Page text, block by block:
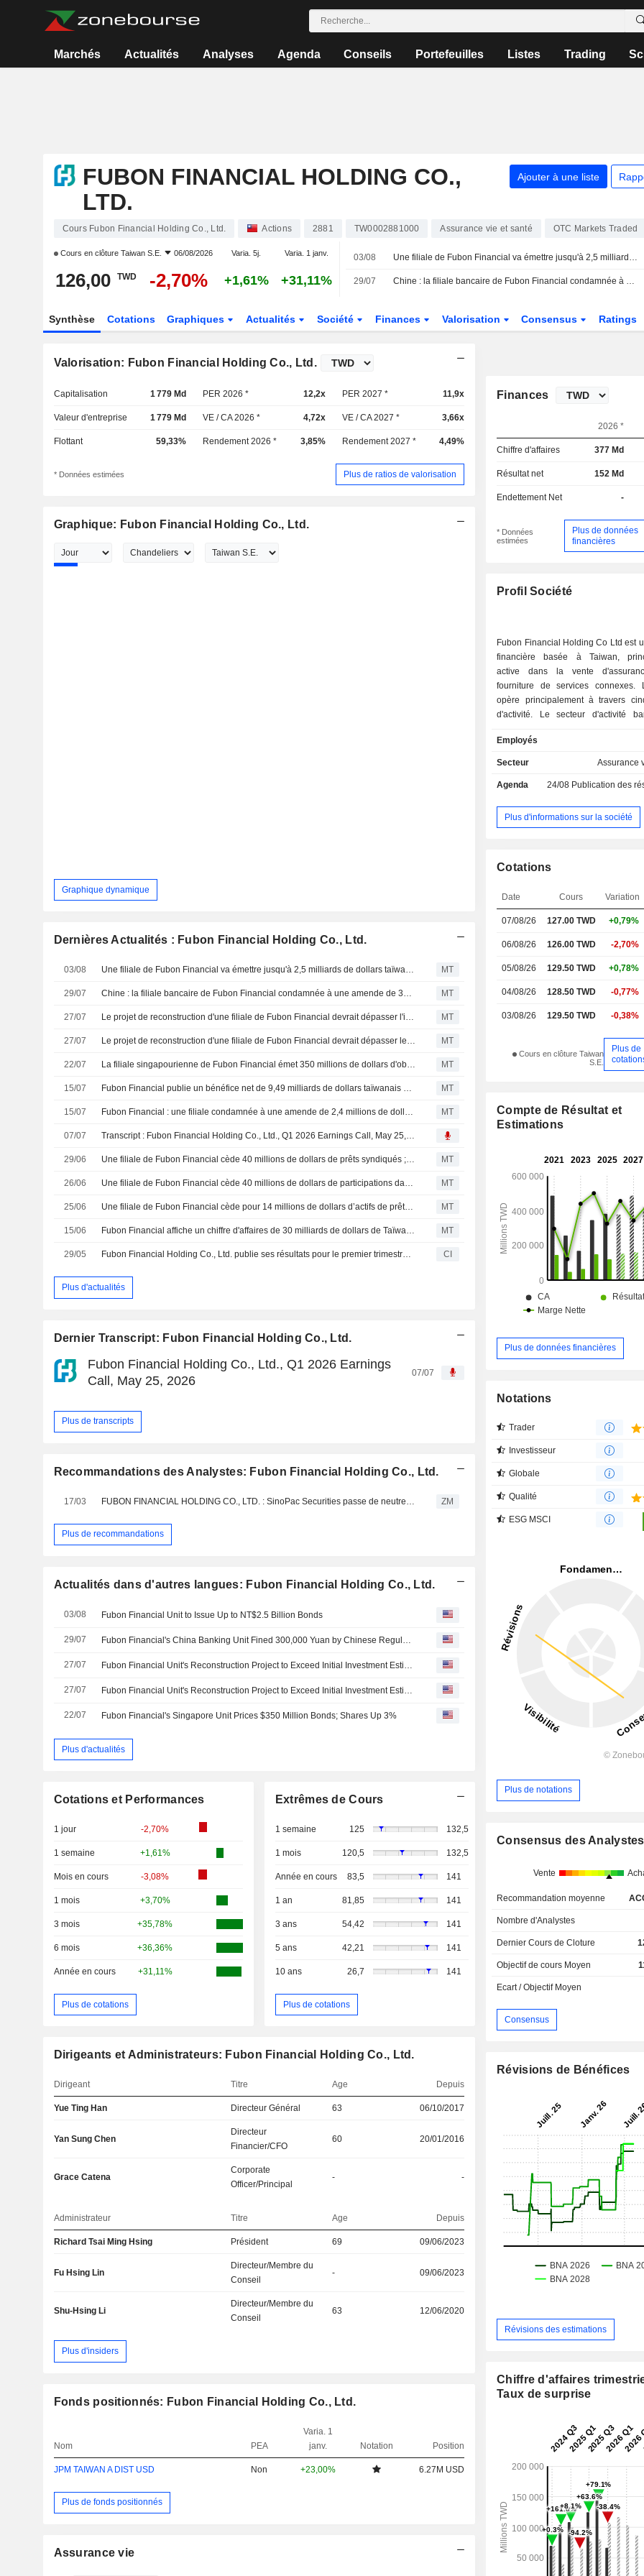
Marchés Actualités Analyses Agenda Conseils Portefeuilles Listes Trading
FUBON FINANCIAL HOLDING CO.,
LTD.
Ajouter à une liste
Cours Fubon Financial Holding Co., Ltd. Actions 2881 TW0002881000 Assurance vie et santé OTC Markets Traded
Cours en clôture Taiwan S.E. 06/08/2026 Varia. 5j. Varia. 1 janv.
126,00 TWD -2,70% +1,61% +31,11%
03/08 Une filiale de Fubon Financial va émettre jusqu'à 2,5 milliards de dollars taïwanais d'obligations
29/07 Chine : la filiale bancaire de Fubon Financial condamnée à une amende de 300 000 yuans par le régulateur
Synthèse Cotations Graphiques Actualités Société Finances Valorisation Consensus Ratings
Valorisation: Fubon Financial Holding Co., Ltd.
Capitalisation 1 779 Md PER 2026 * 12,2x PER 2027 * 11,9x
Valeur d'entreprise 1 779 Md VE / CA 2026 * 4,72x VE / CA 2027 * 3,66x
Flottant 59,33% Rendement 2026 * 3,85% Rendement 2027 * 4,49%
* Données estimées Plus de ratios de valorisation
Graphique: Fubon Financial Holding Co., Ltd.
Graphique dynamique
Dernières Actualités : Fubon Financial Holding Co., Ltd.
03/08 Une filiale de Fubon Financial va émettre jusqu'à 2,5 milliards de dollars taïwanais d'obligations MT
29/07 Chine : la filiale bancaire de Fubon Financial condamnée à une amende de 300 000 yuans par le régulateur MT
27/07 Le projet de reconstruction d'une filiale de Fubon Financial devrait dépasser l'investissement initial prévu MT
27/07 Le projet de reconstruction d'une filiale de Fubon Financial devrait dépasser les estimations d'investissement initiales MT
22/07 La filiale singapourienne de Fubon Financial émet 350 millions de dollars d'obligations ; le titre grimpe de 3 % MT
15/07 Fubon Financial publie un bénéfice net de 9,49 milliards de dollars taïwanais en juin MT
15/07 Fubon Financial : une filiale condamnée à une amende de 2,4 millions de dollars taïwanais MT
07/07 Transcript : Fubon Financial Holding Co., Ltd., Q1 2026 Earnings Call, May 25, 2026
29/06 Une filiale de Fubon Financial cède 40 millions de dollars de prêts syndiqués ; le titre recule de 3 % MT
26/06 Une filiale de Fubon Financial cède 40 millions de dollars de participations dans des prêts syndiqués MT
25/06 Une filiale de Fubon Financial cède pour 14 millions de dollars d’actifs de prêts syndiqués MT
15/06 Fubon Financial affiche un chiffre d'affaires de 30 milliards de dollars de Taïwan en mai ; l'action grimpe de 4 % MT
29/05 Fubon Financial Holding Co., Ltd. publie ses résultats pour le premier trimestre clos le 31 mars 2026 CI
Plus d'actualités
Dernier Transcript: Fubon Financial Holding Co., Ltd.
Fubon Financial Holding Co., Ltd., Q1 2026 Earnings
Call, May 25, 2026
07/07
Plus de transcripts
Recommandations des Analystes: Fubon Financial Holding Co., Ltd.
17/03 ZM
Plus de recommandations
Actualités dans d'autres langues: Fubon Financial Holding Co., Ltd.
03/08 Fubon Financial Unit to Issue Up to NT$2.5 Billion Bonds
29/07 Fubon Financial's China Banking Unit Fined 300,000 Yuan by Chinese Regulator
27/07 Fubon Financial Unit's Reconstruction Project to Exceed Initial Investment Estimate
27/07 Fubon Financial Unit's Reconstruction Project to Exceed Initial Investment Estimate
22/07 Fubon Financial's Singapore Unit Prices $350 Million Bonds; Shares Up 3%
Plus d'actualités
Cotations et Performances
1 jour -2,70%
1 semaine +1,61%
Mois en cours -3,08%
1 mois +3,70%
3 mois +35,78%
6 mois +36,36%
Année en cours +31,11%
Plus de cotations
Extrêmes de Cours
1 semaine 125 132,5
1 mois 120,5 132,5
Année en cours 83,5 141
1 an 81,85 141
3 ans 54,42 141
5 ans 42,21 141
10 ans 26,7 141
Plus de cotations
Dirigeants et Administrateurs: Fubon Financial Holding Co., Ltd.
Dirigeant Titre Age Depuis
Yue Ting Han Directeur Général 63 06/10/2017
Yan Sung Chen
Directeur
Financier/CFO
60 20/01/2016
Grace Catena
Corporate
Officer/Principal
- -
Administrateur Titre Age Depuis
Richard Tsai Ming Hsing Président 69 09/06/2023
Fu Hsing Lin
Directeur/Membre du
Conseil
- 09/06/2023
Shu-Hsing Li
Directeur/Membre du
Conseil
63 12/06/2020
Plus d'insiders
Fonds positionnés: Fubon Financial Holding Co., Ltd.
Nom PEA
Varia. 1
janv.
Notation Position
JPM TAIWAN A DIST USD Non +23,00% 6.27M USD
Plus de fonds positionnés
Assurance vie
Finances
2026 *
Chiffre d'affaires 377 Md
Résultat net 152 Md
Endettement Net -
* Données
estimées
Plus de données
financières
Profil Société
Fubon Financial Holding Co Ltd est
financière basée à Taiwan,
active dans la vente
fourniture de services connexes.
opère principalement à travers
d'activité. Le secteur d'activité
bancaires et connexes. Le
l'assurance de biens et de
diverses assurances. Le secteur de
d'assurances-vie. Le secteur
valeurs mobilières est engagé dans
financière, de capital-risque, de
Employés
Secteur Assurance
Agenda 24/08 Publication des résultats
Plus d'informations sur la société
Cotations
Date Cours Variation
07/08/26 127.00 TWD +0,79%
06/08/26 126.00 TWD -2,70%
05/08/26 129.50 TWD +0,78%
04/08/26 128.50 TWD -0,77%
03/08/26 129.50 TWD -0,38%
Cours en clôture Taiwan
S.E.
Plus de
Compte de Résultat et
Estimations
Plus de données financières
Notations
Trader
Investisseur
Globale
Qualité
ESG MSCI
Plus de notations
Consensus des Analystes
Vente
Recommandation moyenne
Nombre d'Analystes
Dernier Cours de Cloture
Objectif de cours Moyen
Ecart / Objectif Moyen
Consensus
Révisions de Bénéfices
Révisions des estimations
Chiffre d'affaires
Taux de surprise